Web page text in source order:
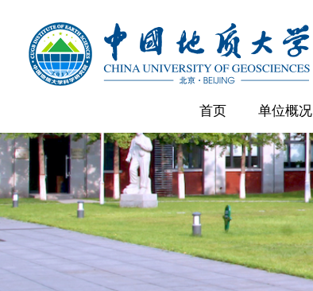
首页 单位概况